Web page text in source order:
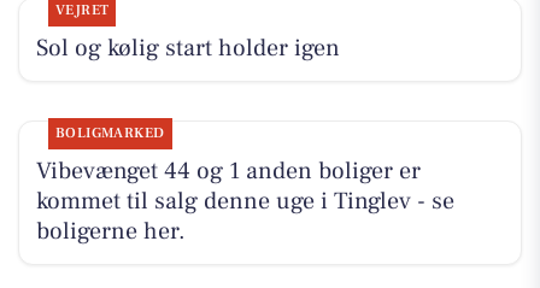
VEJRET
Sol og kølig start holder igen
BOLIGMARKED
Vibevænget 44 og 1 anden boliger er
kommet til salg denne uge i Tinglev - se
boligerne her.